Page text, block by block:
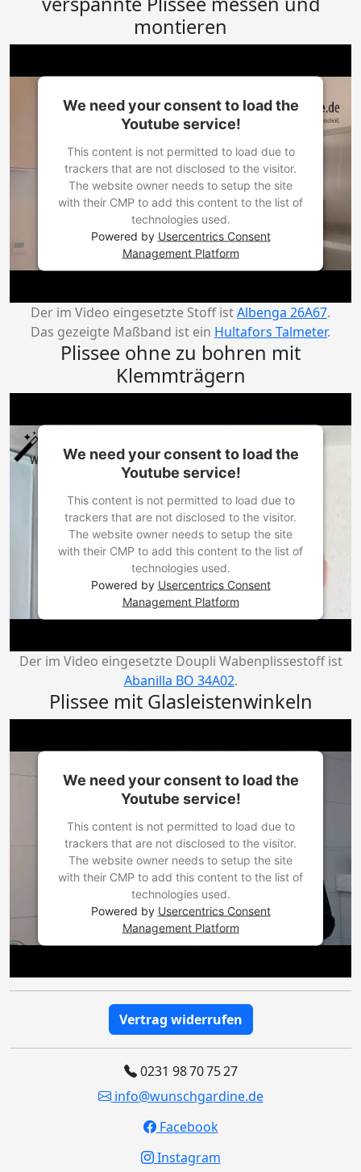
montieren
We need your consent to load the
Youtube service!
This content is not permitted to load due to
trackers that are not disclosed to the visitor.
The website owner needs to setup the site
with their CMP to add this content to the list of
technologies used.
Powered by Usercentrics Consent
Management Platform
Der im Video eingesetzte Stoff istAlbenga 26A67.
Das gezeigte Maßband ist ein Hultafors Talmeter.
Plissee ohne zu bohren mit
Klemmträgern
We need your consent to load the
Youtube service!
This content is not permitted to load due to
trackers that are not disclosed to the visitor.
The website owner needs to setup the site
with their CMP to add this content to the list of
technologies used.
Powered by Usercentrics Consent
Management Platform
Der im Video eingesetzte Doupli Wabenplissestoff ist
Abanilla BO 34A02.
Plissee mit Glasleistenwinkeln
We need your consent to load the
Youtube service!
This content is not permitted to load due to
trackers that are not disclosed to the visitor.
The website owner needs to setup the site
with their CMP to add this content to the list of
technologies used.
Powered by Usercentrics Consent
Management Platform
Vertrag widerrufen
0231 98 70 75 27
info@wunschgardine.de
Facebook
Instagram